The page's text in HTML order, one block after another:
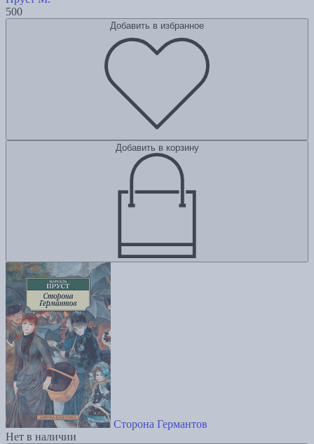
500
Добавить в избранное
Добавить в корзину
Сторона Германтов
Нет в наличии